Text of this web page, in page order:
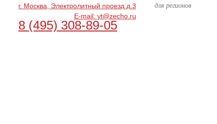
г. Москва, Электролитный проезд д.3
E-mail: yt@zecho.ru
для регионов
8 (495) 308-89-05